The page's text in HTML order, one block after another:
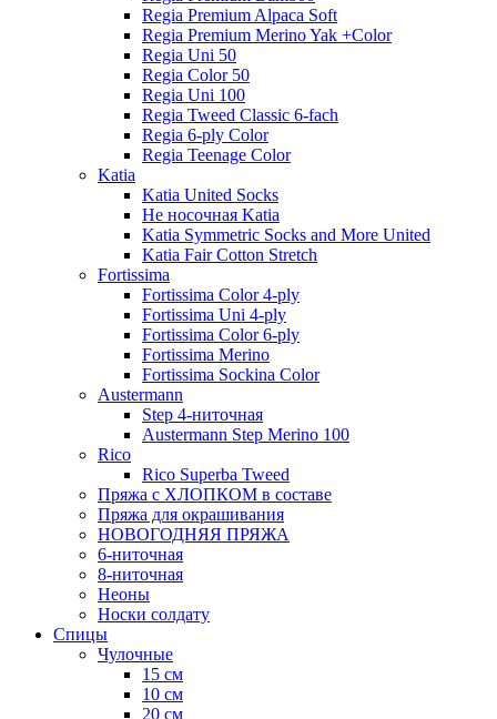
Regia Premium Alpaca Soft
Regia Premium Merino Yak +Color
Regia Uni 50
Regia Color 50
Regia Uni 100
Regia Tweed Classic 6-fach
Regia 6-ply Color
Regia Teenage Color
Katia
Katia United Socks
Не носочная Katia
Katia Symmetric Socks and More United
Katia Fair Cotton Stretch
Fortissima
Fortissima Color 4-ply
Fortissima Uni 4-ply
Fortissima Color 6-ply
Fortissima Merino
Fortissima Sockina Color
Austermann
Step 4-ниточная
Austermann Step Merino 100
Rico
Rico Superba Tweed
Пряжа с ХЛОПКОМ в составе
Пряжа для окрашивания
НОВОГОДНЯЯ ПРЯЖА
6-ниточная
8-ниточная
Неоны
Носки солдату
Спицы
Чулочные
15 см
10 см
20 см